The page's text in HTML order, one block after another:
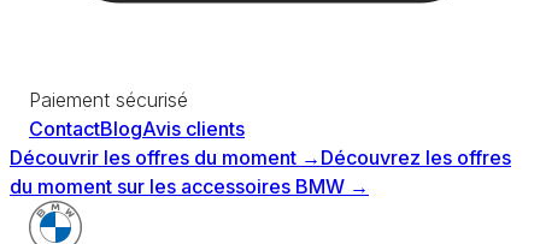
Paiement sécurisé
ContactBlogAvis clients
Découvrir les offres du moment → Découvrez les offres
du moment sur les accessoires BMW →